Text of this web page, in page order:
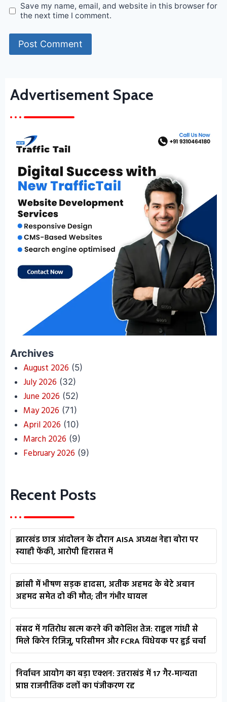
Save my name, email, and website in this browser for
the next time I comment.
Advertisement Space
Archives
August 2026 (5)
July 2026 (32)
June 2026 (52)
May 2026 (71)
April 2026 (10)
March 2026 (9)
February 2026 (9)
Recent Posts
झारखंड छात्र आंदोलन के दौरान AISA अध्यक्ष नेहा बोरा पर
स्याही फेंकी, आरोपी हिरासत में
झांसी में भीषण सड़क हादसा, अतीक अहमद के बेटे अबान
अहमद समेत दो की मौत; तीन गंभीर घायल
संसद में गतिरोध खत्म करने की कोशिश तेज: राहुल गांधी से
मिले किरेन रिजिजू, परिसीमन और FCRA विधेयक पर हुई चर्चा
निर्वाचन आयोग का बड़ा एक्शन: उत्तराखंड में 17 गैर-मान्यता
प्राप्त राजनीतिक दलों का पंजीकरण रद्द